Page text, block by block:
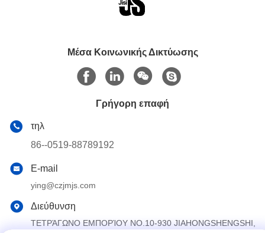
Μέσα Κοινωνικής Δικτύωσης
Γρήγορη επαφή
τηλ
86--0519-88789192
E-mail
ying@czjmjs.com
Διεύθυνση
ΤΕΤΡΆΓΩΝΟ ΕΜΠΟΡΊΟΥ NO.10-930 JIAHONGSHENGSHI,